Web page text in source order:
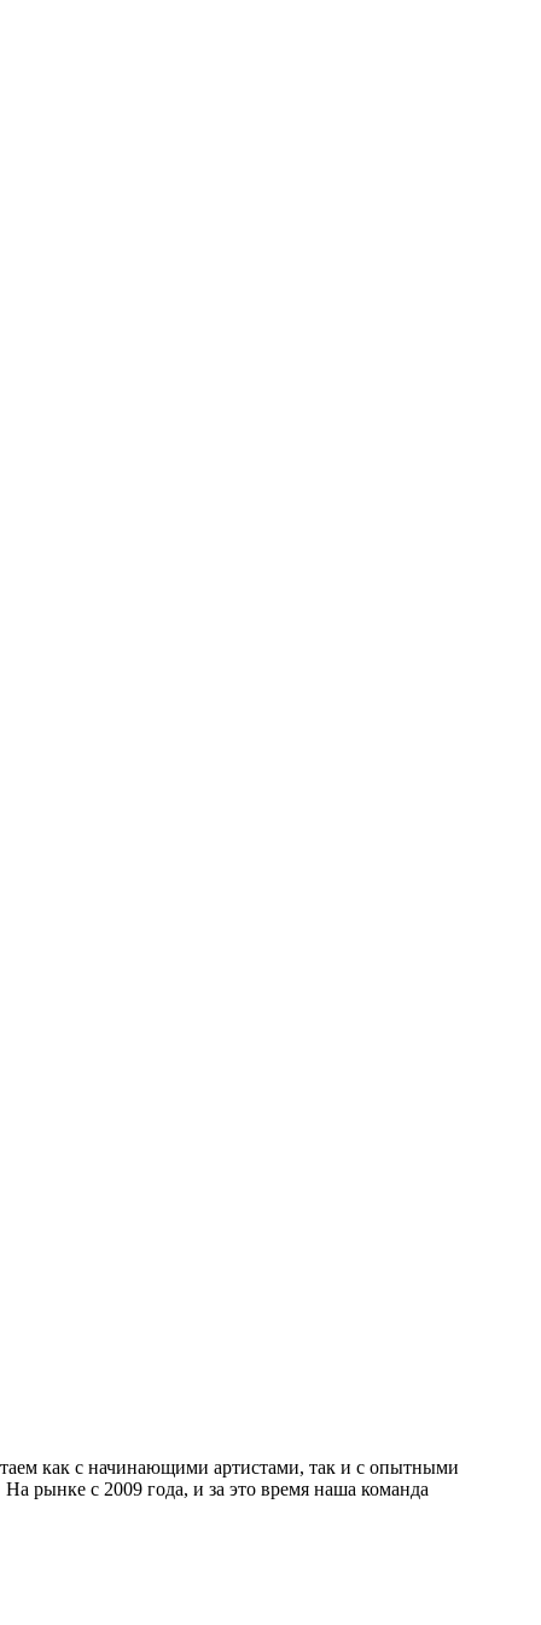
как с начинающими артистами, так и с опытными
рынке с 2009 года, и за это время наша команда